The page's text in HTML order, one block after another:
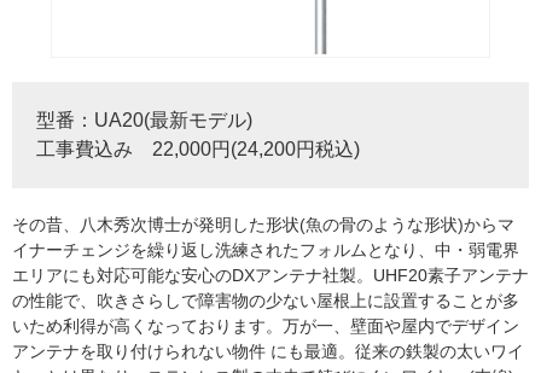
型番：UA20(最新モデル)
工事費込み 22,000円(24,200円税込)
その昔、八木秀次博士が発明した形状(魚の骨のような形状)からマ
イナーチェンジを繰り返し洗練されたフォルムとなり、中・弱電界
エリアにも対応可能な安心のDXアンテナ社製。UHF20素子アンテナ
の性能で、吹きさらしで障害物の少ない屋根上に設置することが多
いため利得が高くなっております。万が一、壁面や屋内でデザイン
アンテナを取り付けられない物件 にも最適。従来の鉄製の太いワイ